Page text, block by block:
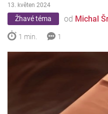
Žhavé téma od Michal
13. květen 2024
1 min. 1